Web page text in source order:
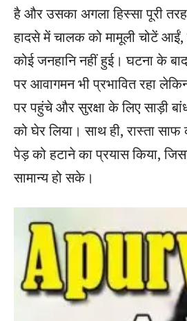
है और उसका अगला हिस्सा पूरी तरह
हादसे में चालक को मामूली चोटें आईं,
कोई जनहानि नहीं हुई। घटना के
पर आवागमन भी प्रभावित रहा
पर पहुंचे और सुरक्षा के लिए साड़ी
को घेर लिया। साथ ही, रास्ता
पेड़ को हटाने का प्रयास किया,
सामान्य हो सके।